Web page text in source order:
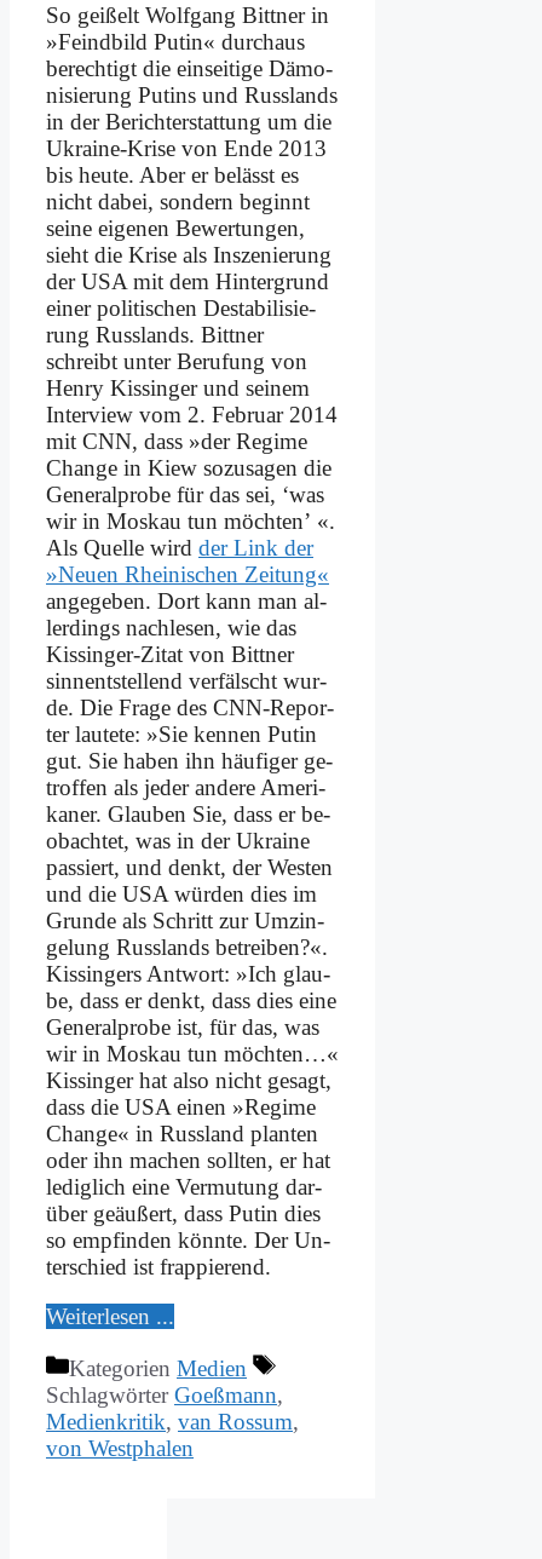
So gei­ßelt Wolf­gang Bitt­ner in
»Feind­bild Pu­tin« durch­aus
be­rech­tigt die ein­sei­ti­ge Dä­mo­
ni­sie­rung Pu­tins und Russ­lands
in der Be­richt­erstat­tung um die
Ukrai­ne-Kri­se von En­de 2013
bis heu­te. Aber er be­lässt es
nicht da­bei, son­dern be­ginnt
sei­ne ei­ge­nen Be­wer­tun­gen,
sieht die Kri­se als In­sze­nie­rung
der USA mit dem Hin­ter­grund
ei­ner po­li­ti­schen De­sta­bi­li­sie­
rung Russ­lands. Bitt­ner
schreibt un­ter Be­ru­fung von
Hen­ry Kis­sin­ger und sei­nem
In­ter­view vom 2. Fe­bru­ar 2014
mit CNN, dass »der Re­gime
Ch­an­ge in Kiew so­zu­sa­gen die
Ge­ne­ral­pro­be für das sei, ‘was
wir in Mos­kau tun möch­ten’ «.
Als Quel­le wird der Link der
»Neu­en Rhei­ni­schen Zei­tung«
an­ge­ge­ben. Dort kann man al­
ler­dings nach­le­sen, wie das
Kis­sin­ger-Zi­tat von Bitt­ner
sinn­ent­stel­lend ver­fälscht wur­
de. Die Fra­ge des CNN-Re­por­
ter lau­te­te: »Sie ken­nen Pu­tin
gut. Sie ha­ben ihn häu­fi­ger ge­
trof­fen als je­der an­de­re Ame­ri­
ka­ner. Glau­ben Sie, dass er be­
ob­ach­tet, was in der Ukrai­ne
pas­siert, und denkt, der We­sten
und die USA wür­den dies im
Grun­de als Schritt zur Um­zin­
ge­lung Russ­lands be­trei­ben?«.
Kis­sin­gers Ant­wort: »Ich glau­
be, dass er denkt, dass dies ei­ne
Ge­ne­ral­pro­be ist, für das, was
wir in Mos­kau tun möch­ten…«
Kis­sin­ger hat al­so nicht ge­sagt,
dass die USA ei­nen »Re­gime
Ch­an­ge« in Russ­land plan­ten
oder ihn ma­chen soll­ten, er hat
le­dig­lich ei­ne Ver­mu­tung dar­
über ge­äu­ßert, dass Pu­tin dies
so emp­fin­den könn­te. Der Un­
ter­schied ist frap­pie­rend.
Wei­ter­le­sen ...
Kategorien Medien
SchlagwörterGoeßmann,
Medienkritik, van Rossum,
von Westphalen